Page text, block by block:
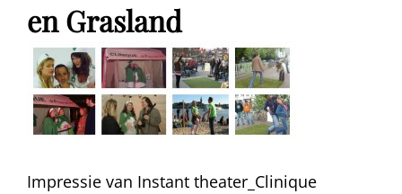
en Grasland
Impressie van Instant theater_Clinique